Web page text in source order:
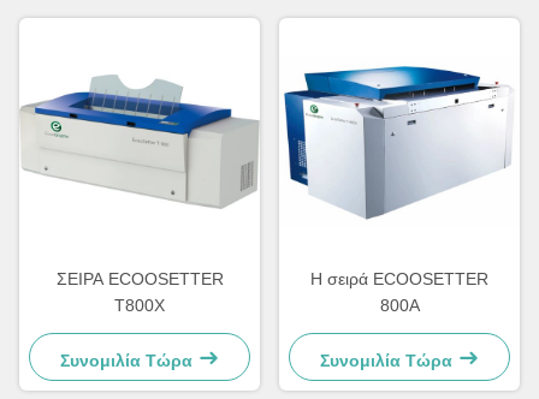
ΣΕΙΡΑ ECOOSETTER
T800X
Συνομιλία Τώρα
Η σειρά ECOOSETTER
800A
Συνομιλία Τώρα